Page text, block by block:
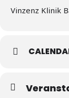
Vinzenz Klinik